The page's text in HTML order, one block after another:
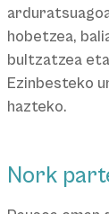
hobetzea,
bultzatzea
Ezinbesteko
hazteko.
Nork